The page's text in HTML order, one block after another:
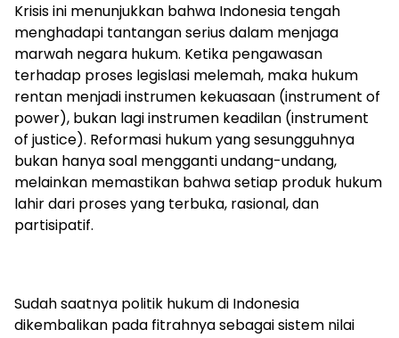
Krisis ini menunjukkan bahwa Indonesia tengah
menghadapi tantangan serius dalam menjaga
marwah negara hukum. Ketika pengawasan
terhadap proses legislasi melemah, maka hukum
rentan menjadi instrumen kekuasaan (instrument of
power), bukan lagi instrumen keadilan (instrument
of justice). Reformasi hukum yang sesungguhnya
bukan hanya soal mengganti undang-undang,
melainkan memastikan bahwa setiap produk hukum
lahir dari proses yang terbuka, rasional, dan
partisipatif.
Sudah saatnya politik hukum di Indonesia
dikembalikan pada fitrahnya sebagai sistem nilai